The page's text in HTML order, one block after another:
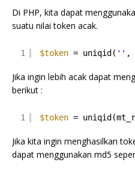
Di PHP, kita dapat
suatu nilai token acak.
1 $token = uniqid( '' ,
Jika ingin lebih acak dapat
berikut :
1 $token =
Jika kita ingin menghasilkan
dapat menggunakan md5